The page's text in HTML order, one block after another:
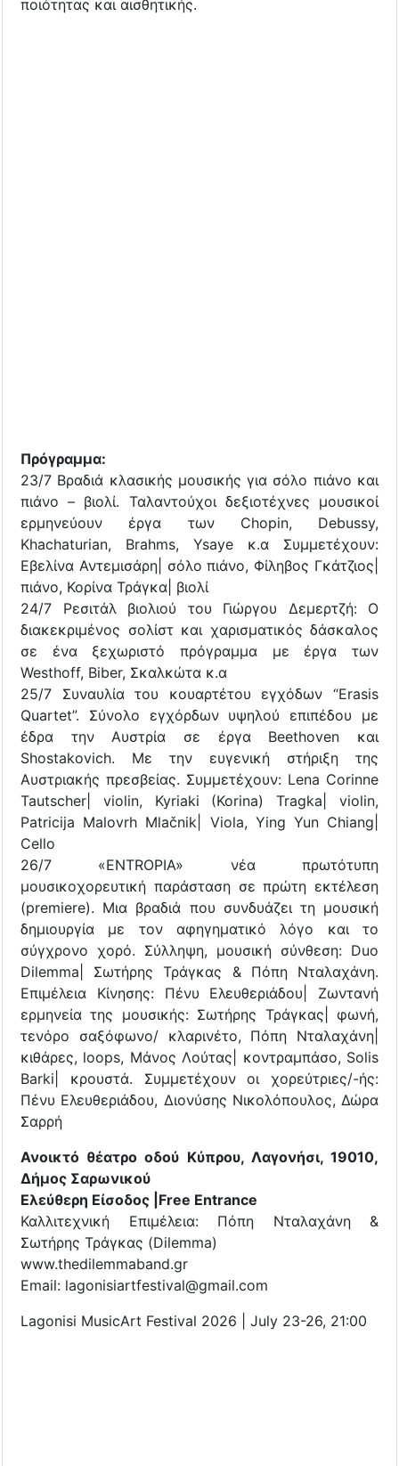
ποιότητας και αισθητικής.
Πρόγραμμα:
23/7 Βραδιά κλασικής μουσικής για σόλο πιάνο και
πιάνο – βιολί. Ταλαντούχοι δεξιοτέχνες μουσικοί
ερμηνεύουν έργα των Chopin, Debussy,
Khachaturian, Brahms, Ysaye κ.α Συμμετέχουν:
Εβελίνα Αντεμισάρη| σόλο πιάνο, Φίληβος Γκάτζιος|
πιάνο, Κορίνα Τράγκα| βιολί
24/7 Ρεσιτάλ βιολιού του Γιώργου Δεμερτζή: Ο
διακεκριμένος σολίστ και χαρισματικός δάσκαλος
σε ένα ξεχωριστό πρόγραμμα με έργα των
Westhoff, Biber, Σκαλκώτα κ.α
25/7 Συναυλία του κουαρτέτου εγχόδων “Erasis
Quartet”. Σύνολο εγχόρδων υψηλού επιπέδου με
έδρα την Αυστρία σε έργα Beethoven και
Shostakovich. Με την ευγενική στήριξη της
Αυστριακής πρεσβείας. Συμμετέχουν: Lena Corinne
Tautscher| violin, Kyriaki (Korina) Tragka| violin,
Patricija Malovrh Mlačnik| Viola, Ying Yun Chiang|
Cello
26/7 «ENTROPIA» νέα πρωτότυπη
μουσικοχορευτική παράσταση σε πρώτη εκτέλεση
(premiere). Μια βραδιά που συνδυάζει τη μουσική
δημιουργία με τον αφηγηματικό λόγο και το
σύγχρονο χορό. Σύλληψη, μουσική σύνθεση: Duo
Dilemma| Σωτήρης Τράγκας & Πόπη Νταλαχάνη.
Επιμέλεια Κίνησης: Πένυ Ελευθεριάδου| Ζωντανή
ερμηνεία της μουσικής: Σωτήρης Τράγκας| φωνή,
τενόρο σαξόφωνο/ κλαρινέτο, Πόπη Νταλαχάνη|
κιθάρες, loops, Μάνος Λούτας| κοντραμπάσο, Solis
Barki| κρουστά. Συμμετέχουν οι χορεύτριες/-ής:
Πένυ Ελευθεριάδου, Διονύσης Νικολόπουλος, Δώρα
Σαρρή
Ανοικτό θέατρο οδού Κύπρου, Λαγονήσι, 19010,
Δήμος Σαρωνικού
Ελεύθερη Είσοδος |Free Entrance
Καλλιτεχνική Eπιμέλεια: Πόπη Νταλαχάνη &
Σωτήρης Τράγκας (Dilemma)
www.thedilemmaband.gr
Email: lagonisiartfestival@gmail.com
Lagonisi MusicArt Festival 2026 | July 23-26, 21:00